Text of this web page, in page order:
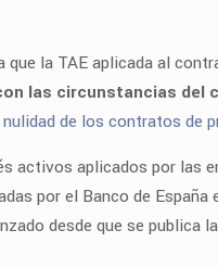
la TAE aplicada al
las circunstancias del
de los contratos de
activos aplicados por las
por el Banco de España
desde que se publica